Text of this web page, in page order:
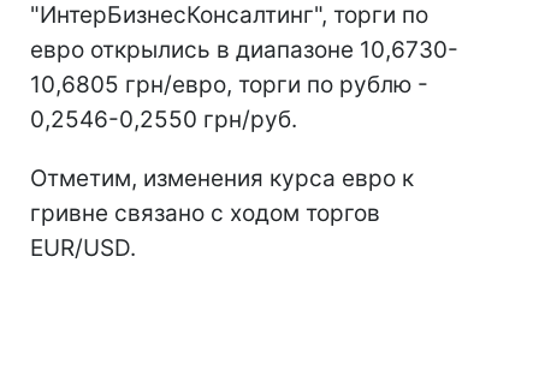
"ИнтерБизнесКонсалтинг", торги по
евро открылись в диапазоне 10,6730-
10,6805 грн/евро, торги по рублю -
0,2546-0,2550 грн/руб.
Отметим, изменения курса евро к
гривне связано с ходом торгов
EUR/USD.